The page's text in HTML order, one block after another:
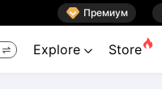
 Премиум
 Explore  Store